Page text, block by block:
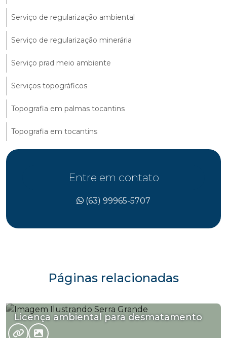
Serviço de regularização ambiental
Serviço de regularização minerária
Serviço prad meio ambiente
Serviços topográficos
Topografia em palmas tocantins
Topografia em tocantins
Entre em contato
(63) 99965-5707
Páginas relacionadas
Licença ambiental para desmatamento